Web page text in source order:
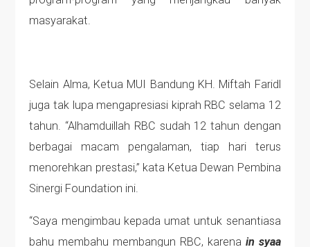
masyarakat.
Selain Alma, Ketua MUI Bandung KH. Miftah Faridl
juga tak lupa mengapresiasi kiprah RBC selama 12
tahun. “Alhamduillah RBC sudah 12 tahun dengan
berbagai macam pengalaman, tiap hari terus
menorehkan prestasi,” kata Ketua Dewan Pembina
Sinergi Foundation ini.
“Saya mengimbau kepada umat untuk senantiasa
bahu membahu membangun RBC, karena in syaa